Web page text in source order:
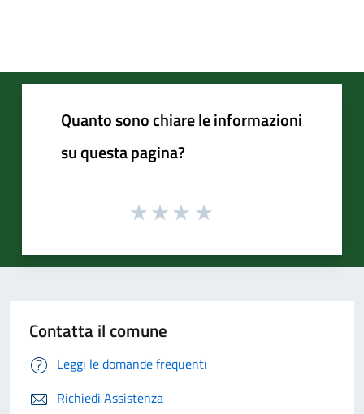
Quanto sono chiare le informazioni
su questa pagina?
Contatta il comune
Leggi le domande frequenti
Richiedi Assistenza